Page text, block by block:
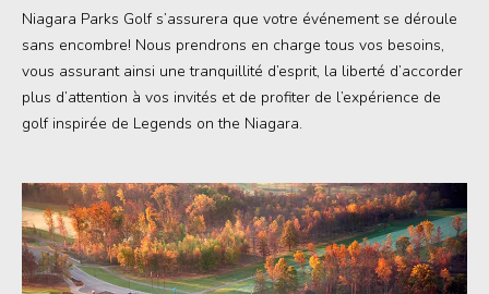
Plus
Corporatif
Mariages
Salle des médias
Niagara Parks Golf s’assurera que votre événement se déroule
sans encombre! Nous prendrons en charge tous vos besoins,
vous assurant ainsi une tranquillité d’esprit, la liberté d’accorder
plus d’attention à vos invités et de profiter de l’expérience de
golf inspirée de Legends on the Niagara.